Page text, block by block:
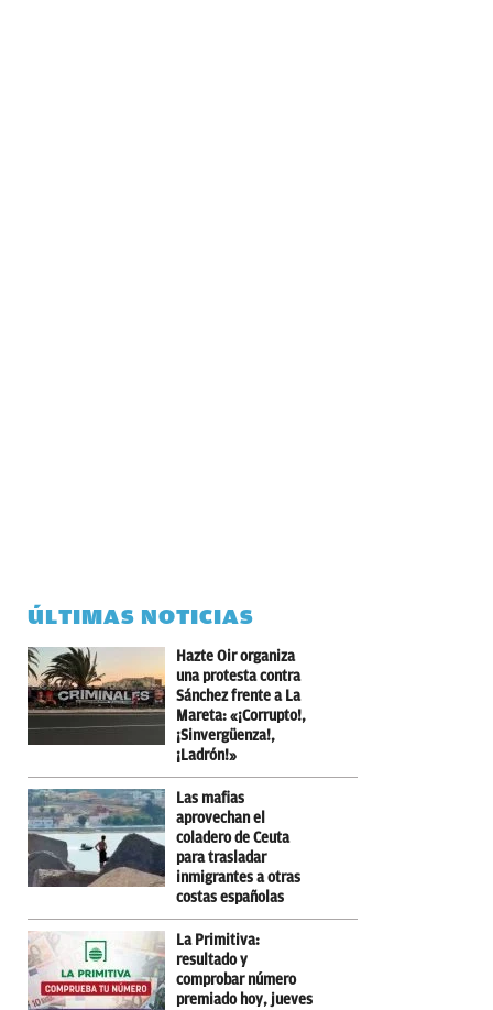
ÚLTIMAS NOTICIAS
Hazte Oir organiza
una protesta contra
Sánchez frente a La
Mareta: «¡Corrupto!,
¡Sinvergüenza!,
¡Ladrón!»
Las mafias
aprovechan el
coladero de Ceuta
para trasladar
inmigrantes a otras
costas españolas
La Primitiva:
resultado y
comprobar número
premiado hoy, jueves